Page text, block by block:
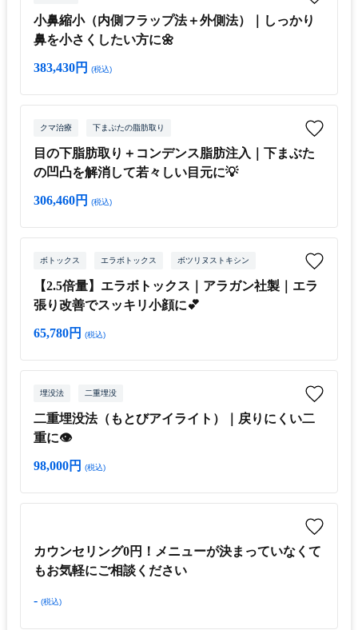
小鼻縮小（内側フラップ法＋外側法）｜しっかり
鼻を小さくしたい方に🌼
383,430円 (税込)
クマ治療 下まぶたの脂肪取り
目の下脂肪取り＋コンデンス脂肪注入｜下まぶた
の凹凸を解消して若々しい目元に💡
306,460円 (税込)
ボトックス エラボトックス ボツリヌストキシン
【2.5倍量】エラボトックス｜アラガン社製｜エラ
張り改善でスッキリ小顔に💕
65,780円 (税込)
埋没法 二重埋没
二重埋没法（もとびアイライト）｜戻りにくい二
重に👁
98,000円 (税込)
カウンセリング0円！メニューが決まっていなくて
もお気軽にご相談ください
- (税込)